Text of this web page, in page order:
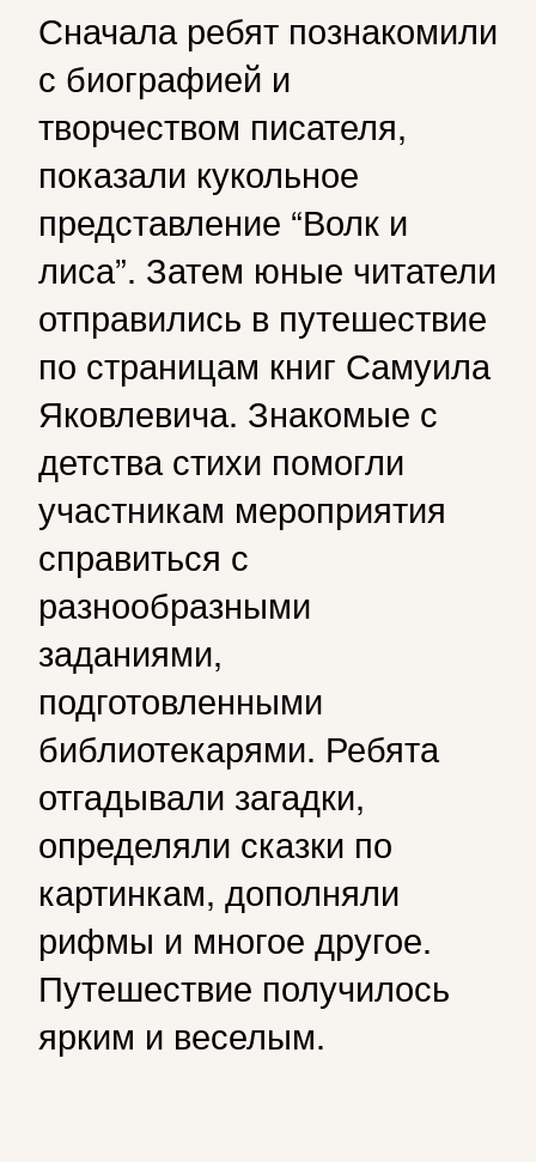
Сначала ребят познакомили
с биографией и
творчеством писателя,
показали кукольное
представление “Волк и
лиса”. Затем юные читатели
отправились в путешествие
по страницам книг Самуила
Яковлевича. Знакомые с
детства стихи помогли
участникам мероприятия
справиться с
разнообразными
заданиями,
подготовленными
библиотекарями. Ребята
отгадывали загадки,
определяли сказки по
картинкам, дополняли
рифмы и многое другое.
Путешествие получилось
ярким и веселым.